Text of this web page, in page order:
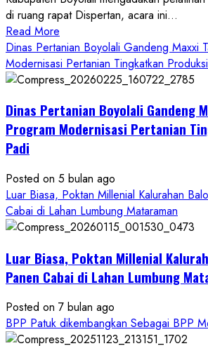
di ruang rapat Dispertan, acara ini...
Read More
more
about
Dinas
Boyolali
Gelar
Singkong
Wujudkan
Ketahanan
Pangan
Petani
Dinas Pertanian Boyolali Gandeng Maxxi
Modernisasi Pertanian Tingkatkan
Dinas Pertanian Boyolali Gandeng
Program Modernisasi Pertanian
Padi
Posted on 5 bulan ago
Luar Biasa, Poktan Millenial Kalurahan
Cabai di Lahan Lumbung Mataraman
Luar Biasa, Poktan Millenial
Panen Cabai di Lahan Lumbung
Posted on 7 bulan ago
BPP Patuk dikembangkan Sebagai BPP